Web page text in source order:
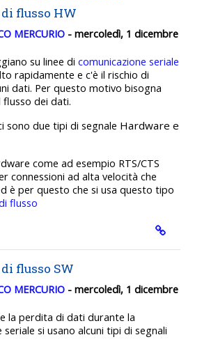
flusso HW
MERCURIO - mercoledì, 1 dicembre
su linee di comunicazione seriale
rapidamente e c'è il rischio di
dati. Per questo motivo bisogna
dei dati.
sono due tipi di segnale Hardware e
come ad esempio RTS/CTS
connessioni ad alta velocità che
è per questo che si usa questo tipo
flusso
flusso SW
MERCURIO - mercoledì, 1 dicembre
la perdita di dati durante la
si usano alcuni tipi di segnali